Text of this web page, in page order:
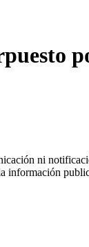
ni
información